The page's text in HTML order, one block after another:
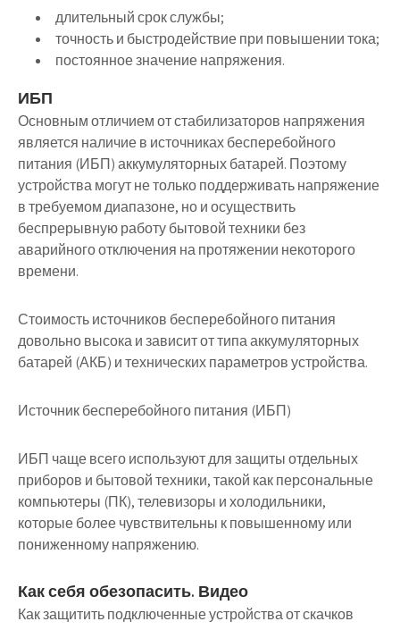
длительный срок службы;
точность и быстродействие при повышении тока;
постоянное значение напряжения.
ИБП
Основным отличием от стабилизаторов напряжения
является наличие в источниках бесперебойного
питания (ИБП) аккумуляторных батарей. Поэтому
устройства могут не только поддерживать напряжение
в требуемом диапазоне, но и осуществить
беспрерывную работу бытовой техники без
аварийного отключения на протяжении некоторого
времени.
Стоимость источников бесперебойного питания
довольно высока и зависит от типа аккумуляторных
батарей (АКБ) и технических параметров устройства.
Источник бесперебойного питания (ИБП)
ИБП чаще всего используют для защиты отдельных
приборов и бытовой техники, такой как персональные
компьютеры (ПК), телевизоры и холодильники,
которые более чувствительны к повышенному или
пониженному напряжению.
Как себя обезопасить. Видео
Как защитить подключенные устройства от скачков